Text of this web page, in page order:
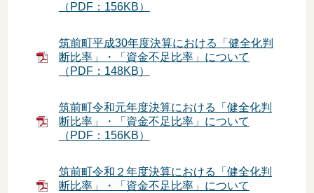
（PDF：156KB）
筑前町平成30年度決算における「健全化判
断比率」・「資金不足比率」について
（PDF：148KB）
筑前町令和元年度決算における「健全化判
断比率」・「資金不足比率」について
（PDF：156KB）
筑前町令和２年度決算における「健全化判
断比率」・「資金不足比率」について